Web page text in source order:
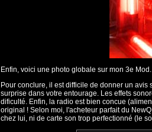
Enfin, voici une photo globale sur mon 3e
Pour conclure, il est difficile de donner un
surprise dans votre entourage. Les effets
dificulté. Enfin, la radio est bien concue
original ! Selon moi, l'acheteur parfait du
chez lui, ni de carte son trop perfectionné (le